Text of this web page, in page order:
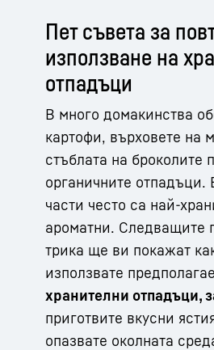
Пет съвета за
използване на
отпадъци
В много домакинства
картофи, върховете на
стъблата на броколите
органичните отпадъци.
части често са най-
ароматни. Следващите
трика ще ви покажат
използвате
хранителни отпадъци,
приготвите вкусни
опазвате околната